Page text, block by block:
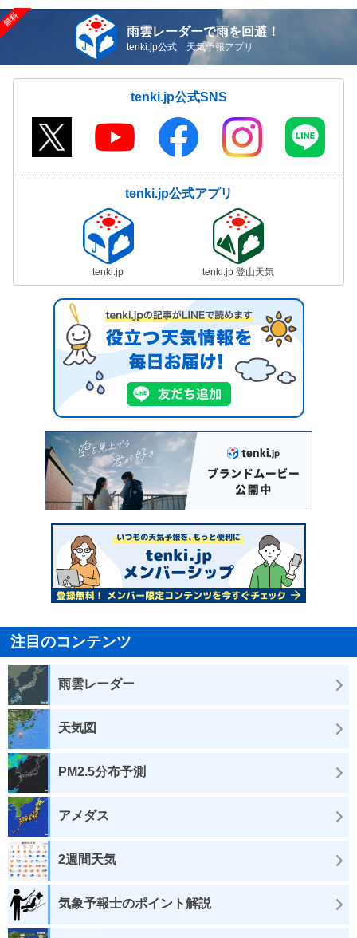
雨雲レーダーで雨を回避！
tenki.jp公式 天気予報アプリ
tenki.jp公式SNS
tenki.jp公式アプリ
tenki.jp tenki.jp 登山天気
注目のコンテンツ
雨雲レーダー
天気図
PM2.5分布予測
アメダス
2週間天気
気象予報士のポイント解説